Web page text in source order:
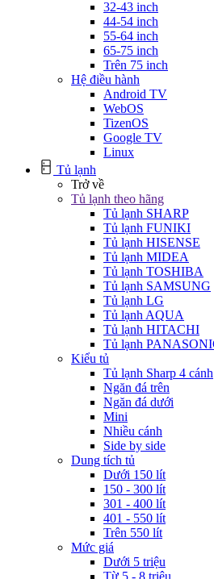
32-43 inch
44-54 inch
55-64 inch
65-75 inch
Trên 75 inch
Hệ điều hành
Android TV
WebOS
TizenOS
Google TV
Linux
Tủ lạnh
Trở về
Tủ lạnh theo hãng
Tủ lạnh SHARP
Tủ lạnh FUNIKI
Tủ lạnh HISENSE
Tủ lạnh MIDEA
Tủ lạnh TOSHIBA
Tủ lạnh SAMSUNG
Tủ lạnh LG
Tủ lạnh AQUA
Tủ lạnh HITACHI
Tủ lạnh
Kiểu tủ
Tủ lạnh Sharp 4 cánh
Ngăn đá trên
Ngăn đá dưới
Mini
Nhiều cánh
Side by side
Dung tích tủ
Dưới 150 lít
150 - 300 lít
301 - 400 lít
401 - 550 lít
Trên 550 lít
Mức giá
Dưới 5 triệu
Từ 5 - 8 triệu